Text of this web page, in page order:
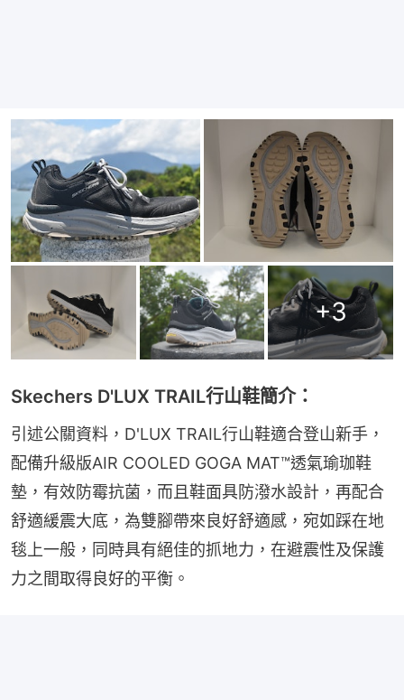
+3
Skechers D'LUX TRAIL行山鞋簡介：
引述公關資料，D'LUX TRAIL行山鞋適合登山新手，
配備升級版AIR COOLED GOGA MAT™透氣瑜珈鞋
墊，有效防霉抗菌，而且鞋面具防潑水設計，再配合
舒適緩震大底，為雙腳帶來良好舒適感，宛如踩在地
毯上一般，同時具有絕佳的抓地力，在避震性及保護
力之間取得良好的平衡。